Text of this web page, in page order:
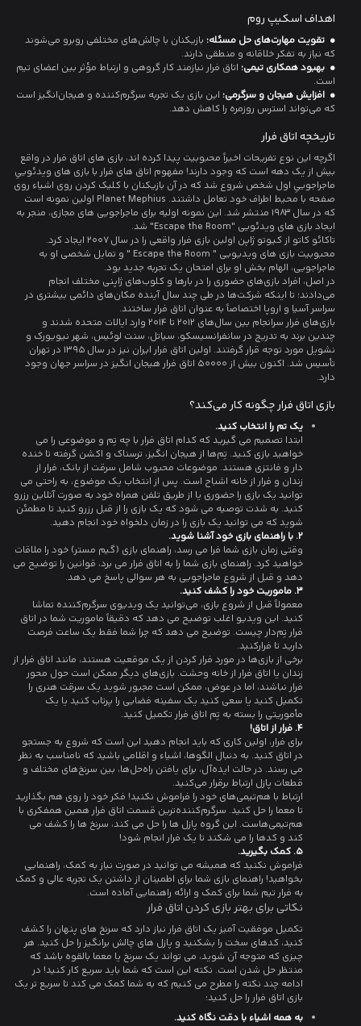
اهداف اسکیپ روم
• تقویت مهارت‌های حل مسئله: بازیکنان با چالش‌های مختلفی روبرو می‌شوند
که نیاز به تفکر خلاقانه و منطقی دارند.
• بهبود همکاری تیمی: اتاق فرار نیازمند کار گروهی و ارتباط مؤثر بین اعضای تیم
است.
• افزایش هیجان و سرگرمی: این بازی یک تجربه سرگرم‌کننده و هیجان‌انگیز است
که می‌تواند استرس روزمره را کاهش دهد.
تاریخچه اتاق فرار
اگرچه این نوع تفریحات اخیراً محبوبیت پیدا کرده اند، بازی های اتاق فرار در واقع
بیش از یک دهه است که وجود دارند! مفهوم اتاق های فرار با بازی های ویدئوییِ
ماجراجوییِ اول شخص شروع شد که در آن بازیکنان با کلیک کردن روی اشیاء روی
صفحه با محیط اطراف خود تعامل داشتند. Planet Mephius اولین نمونه است
که در سال 1983 منتشر شد. این نمونه اولیه برای ماجراجویی های مجازی، منجر به
ایجاد بازی های ویدئویی "Escape the Room" شد.
تاکائو کاتو از کیوتو ژاپن اولین بازی فرار واقعی را در سال 2007 ایجاد کرد.
محبوبیت بازی های ویدیویی " Escape the Room " و تمایل شخصی او به
ماجراجویی، الهام بخش او برای امتحان یک تجربه جدید بود.
در اصل، افراد بازی‌های حضوری را در بارها و کلوب‌های ژاپنی مختلف انجام
می‌دادند؛ تا اینکه شرکت‌ها در طی چند سال آینده مکان‌های دائمی بیشتری در
سراسر آسیا و اروپا اختصاصاً به عنوان اتاق فرار ساختند.
بازی‌های فرار سرانجام بین سال‌های 2012 تا 2014 وارد ایالات متحده شدند و
چندین برند به تدریج در سانفرانسیسکو، سیاتل، سنت لوئیس، شهر نیویورک و
نشویل مورد توجه قرار گرفتند. اولین اتاق فرار ایران نیز در سال 1395 در تهران
تأسیس شد. اکنون بیش از 50000 اتاق فرار هیجان‌ انگیز در سراسر جهان وجود
دارد.
بازی اتاق فرار چگونه کار می‌کند؟
یک تم را انتخاب کنید.
ابتدا تصمیم می گیرید که کدام اتاق فرار با چه تِم و موضوعی را می
خواهید بازی کنید. تِم‌ها از هیجان انگیز، ترسناک و اکشن گرفته تا خنده
دار و فانتزی هستند. موضوعات محبوب شامل سرقت از بانک، فرار از
زندان و فرار از خانه اشباح است. پس از انتخاب یک موضوع، به راحتی می
توانید یک بازی را حضوری یا از طریق تلفن همراه خود به صورت آنلاین رزرو
کنید. به شدت توصیه می شود که یک بازی را از قبل رزرو کنید تا مطمئن
شوید که می توانید یک بازی را در زمان دلخواه خود انجام دهید.
2. با راهنمای بازی خود آشنا شوید.
وقتی زمان بازی شما فرا می رسد، راهنمای بازی (گیم مستر) خود را ملاقات
خواهید کرد. راهنمای بازی شما را به اتاق فرار می برد، قوانین را توضیح می
دهد و قبل از شروع ماجراجویی به هر سوالی پاسخ می دهد.
3. ماموریت خود را کشف کنید.
معمولاً قبل از شروع بازی، می‌توانید یک ویدیوی سرگرم‌کننده تماشا
کنید. این ویدیو اغلب توضیح می دهد که دقیقاً ماموریت شما در اتاق
فرار تِم‌دار چیست. توضیح می دهد که چرا شما فقط یک ساعت فرصت
دارید تا فرارکنید.
برخی از بازی‌ها در مورد فرار کردن از یک موقعیت هستند، مانند اتاق فرار از
زندان یا اتاق فرار از خانه وحشت. بازی‌های دیگر ممکن است حول محور
فرار نباشند، اما در عوض، ممکن است مجبور شوید یک سرقت هنری را
تکمیل کنید یا سعی کنید یک سفینه فضایی را پرتاب کنید یا یک
مأموریتی را بسته به تِم اتاق فرار تکمیل کنید.
4. فرار از اتاق!
برای فرار، اولین کاری که باید انجام دهید این است که شروع به جستجو
در اتاق کنید. به دنبال الگوها، اشیاء و اقلامی باشید که نامناسب به نظر
می رسند. در حالت ایده‌آل، برای یافتن راه‌حل‌ها، بین سرنخ‌های مختلف و
قطعات پازل ارتباط برقرار می‌کنید.
ارتباط با هم‎‌تیمی‌های خود را فراموش نکنید! فکر خود را روی هم بگذارید
تا معما را حل کنید. سرگرم‌کننده‌ترین قسمت اتاق فرار همین همفکری با
هم‌تیمی‎‌هاست. این گروه پازل ها را حل می کند، سرنخ ها را کشف می
کند و کدها را می شکند تا یک فرار انجام شود!
5. کمک بگیرید.
فراموش نکنید که همیشه می توانید در صورت نیاز به کمک، راهنمایی
بخواهید! راهنمای بازی شما برای اطمینان از داشتن یک تجربه عالی و کمک
به فرار تیم شما برای کمک و ارائه راهنمایی آماده است.
نکاتی برای بهتر بازی کردن اتاق فرار
تکمیل موفقیت آمیز یک اتاق فرار نیاز دارد که سرنخ های پنهان را کشف
کنید، کدهای سخت را بشکنید و پازل های چالش برانگیز را حل کنید. هر
چیزی که متوجه آن شوید، می تواند یک سرنخ یا معما بالقوه باشد که
منتظر حل شدن است. نکته این است که شما باید سریع کار کنید! در
ادامه چند نکته را مطرح می کنیم که به شما کمک می کند تا سریع تر یک
بازی اتاق فرار را حل کنید:
به همه اشیاء با دقت نگاه کنید.